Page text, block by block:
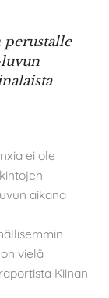
ei ole
aikana
vielä
Kiinan